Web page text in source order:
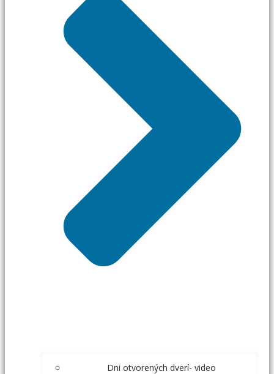
Dni otvorených dverí- video